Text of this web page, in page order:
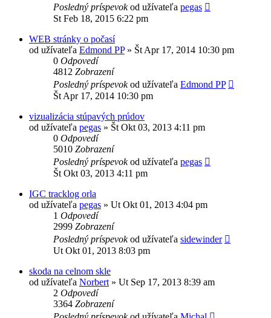
Posledný príspevokod užívateľa pegas
St Feb 18, 2015 6:22 pm
WEB stránky o počasí
od užívateľa Edmond PP» Št Apr 17, 2014 10:30 pm
0 Odpovedí
4812 Zobrazení
Posledný príspevokod užívateľa Edmond PP
Št Apr 17, 2014 10:30 pm
vizualizácia stúpavých prúdov
od užívateľa pegas » Št Okt 03, 2013 4:11 pm
0 Odpovedí
5010 Zobrazení
Posledný príspevokod užívateľa pegas
Št Okt 03, 2013 4:11 pm
IGC tracklog orla
od užívateľa pegas » Ut Okt 01, 2013 4:04 pm
1 Odpovedí
2999 Zobrazení
Posledný príspevokod užívateľa sidewinder
Ut Okt 01, 2013 8:03 pm
skoda na celnom skle
od užívateľa Norbert » Ut Sep 17, 2013 8:39 am
2 Odpovedí
3364 Zobrazení